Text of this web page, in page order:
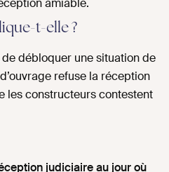
amiable.
t-elle ?
débloquer une situation de
refuse la réception
les constructeurs contestent
judiciaire au jour où